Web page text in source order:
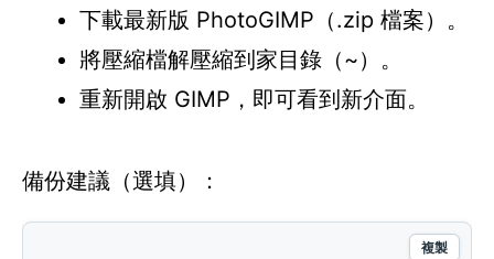
下載最新版 PhotoGIMP（.zip 檔案）。
將壓縮檔解壓縮到家目錄（~）。
重新開啟 GIMP，即可看到新介面。
備份建議（選填）：
複製